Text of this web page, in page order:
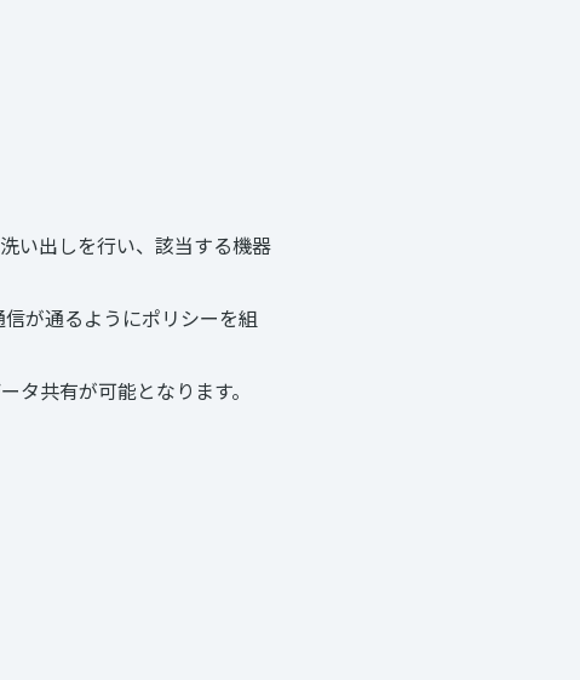
い出しを行い、該当する機器
が通るようにポリシーを組
タ共有が可能となります。